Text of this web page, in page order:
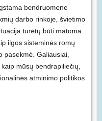
bendruomene
darbo rinkoje, švietimo
turėtų būti matoma
ilgos sisteminės romų
pasekmė. Galiausiai,
mūsų bendrapiliečių,
atminimo politikos